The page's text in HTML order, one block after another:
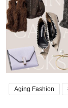
Aging Fashion